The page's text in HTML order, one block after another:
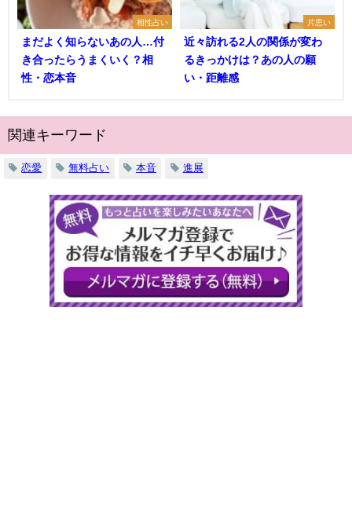
相性占い
まだよく知らないあの人…付
き合ったらうまくいく？相
性・恋本音
片思い
近々訪れる2人の関係が変わ
るきっかけは？あの人の願
い・距離感
関連キーワード
恋愛 無料占い 本音 進展